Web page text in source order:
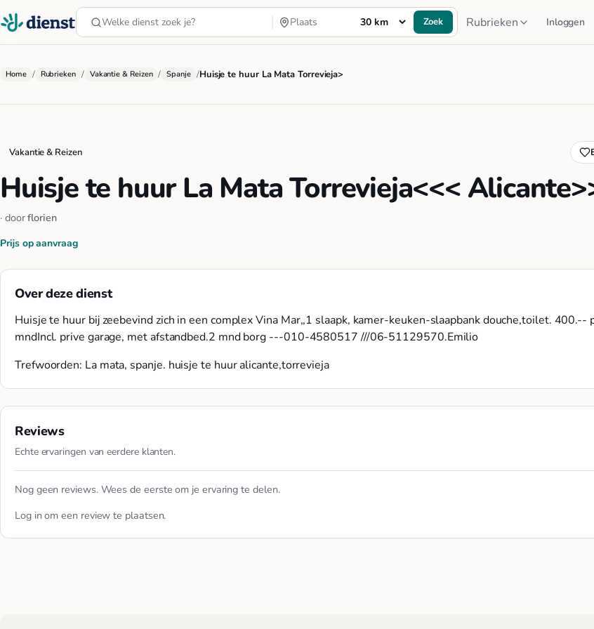
Zoek Rubrieken Inloggen
Home / Rubrieken / Vakantie & Reizen / Spanje /Huisje te huur La Mata Torrevieja>
Vakantie & Reizen
Huisje te huur La Mata Torrevieja<<<
· doorflorien
Prijs op aanvraag
Over deze dienst
Huisje te huur bij zeebevind zich in een complex Vina Mar,,1 slaapk, kamer-keuken-slaapbank douche,toilet. 400.--
mndIncl. prive garage, met afstandbed.2 mnd borg ---010-4580517 ///06-51129570.Emilio
Trefwoorden: La mata, spanje. huisje te huur alicante,torrevieja
Reviews
Echte ervaringen van eerdere klanten.
Nog geen reviews. Wees de eerste om je ervaring te delen.
Log in om een review te plaatsen.